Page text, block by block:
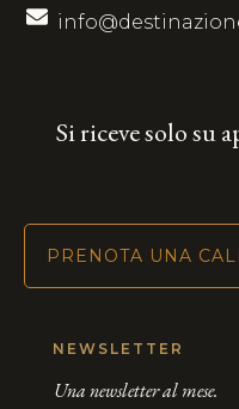
Si riceve solo su
PRENOTA UNA
NEWSLETTER
Una newsletter al mese.